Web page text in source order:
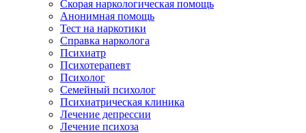
Скорая наркологическая помощь
Анонимная помощь
Тест на наркотики
Справка нарколога
Психиатр
Психотерапевт
Психолог
Семейный психолог
Психиатрическая клиника
Лечение депрессии
Лечение психоза